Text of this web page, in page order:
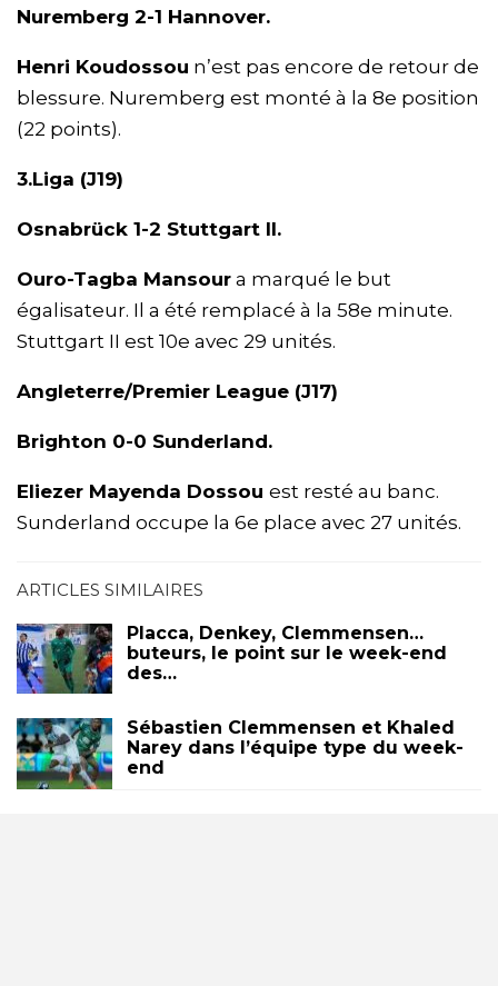
Nuremberg 2-1 Hannover.
Henri Koudossou n’est pas encore de retour de
blessure. Nuremberg est monté à la 8e position
(22 points).
3.Liga (J19)
Osnabrück 1-2 Stuttgart II.
Ouro-Tagba Mansour a marqué le but
égalisateur. Il a été remplacé à la 58e minute.
Stuttgart II est 10e avec 29 unités.
Angleterre/Premier League (J17)
Brighton 0-0 Sunderland.
Eliezer Mayenda Dossou est resté au banc.
Sunderland occupe la 6e place avec 27 unités.
ARTICLES SIMILAIRES
Placca, Denkey, Clemmensen…
buteurs, le point sur le week-end
des…
Sébastien Clemmensen et Khaled
Narey dans l’équipe type du week-
end